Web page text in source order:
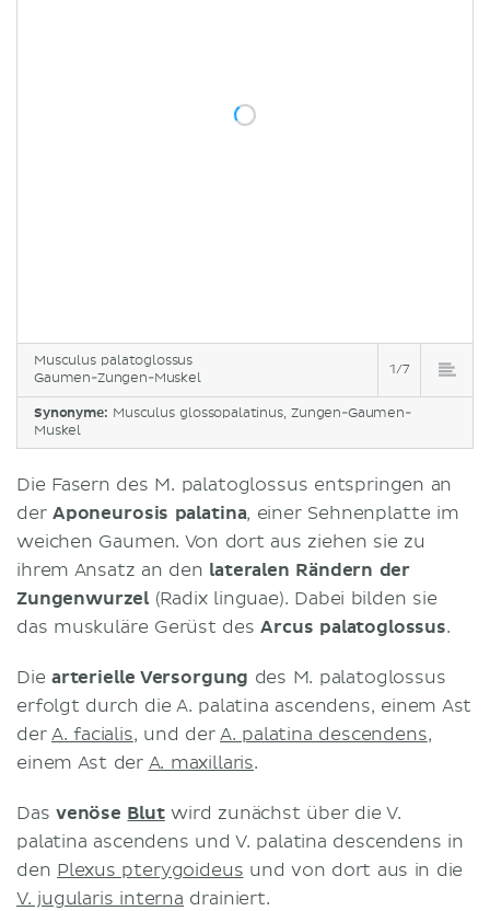
Musculus palatoglossus
Gaumen-Zungen-Muskel
1/7
Synonyme: Musculus glossopalatinus, Zungen-Gaumen-
Muskel
Die Fasern des M. palatoglossus entspringen an
der Aponeurosis palatina, einer Sehnenplatte im
weichen Gaumen. Von dort aus ziehen sie zu
ihrem Ansatz an den lateralen Rändern der
Zungenwurzel(Radix linguae). Dabei bilden sie
das muskuläre Gerüst desArcus palatoglossus.
Die arterielle Versorgung des M. palatoglossus
erfolgt durch die A. palatina ascendens, einem Ast
der A. facialis, und derA. palatina descendens,
einem Ast der A. maxillaris.
Das venöse Blutwird zunächst über die V.
palatina ascendens und V. palatina descendens in
den Plexus pterygoideus und von dort aus in die
V. jugularis interna drainiert.